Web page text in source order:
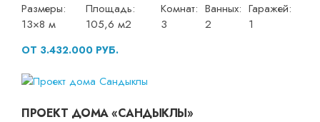
Размеры:
13×8 м
Площадь:
105,6 м2
Комнат:
3
Ванных:
2
Гаражей:
1
ОТ 3.432.000 РУБ.
ПРОЕКТ ДОМА «САНДЫКЛЫ»